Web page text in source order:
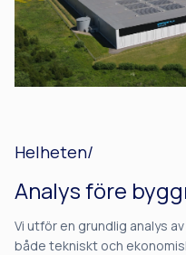
Helheten/
Analys före
Vi utför en grundlig analys
både tekniskt och